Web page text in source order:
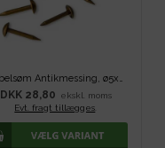
Møbelsøm Antikmessing, ø5x13 mm - 100 stk
DKK 28,80
ekskl. moms
Evt. fragt tillægges